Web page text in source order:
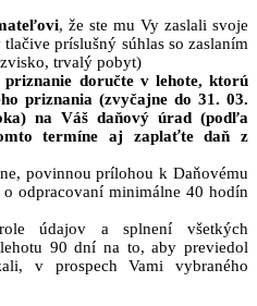
, že ste mu Vy zaslali svoje
príslušný súhlas so zaslaním
trvalý pobyt)
priznanie doručte v lehote, ktorú
priznania (zvyčajne do 31. 03.
na Váš daňový úrad (podľa
termíne aj zaplaťte daň z
povinnou prílohou k Daňovému
odpracovaní minimálne 40 hodín
údajov a splnení všetkých
90 dní na to, aby previedol
v prospech Vami vybraného